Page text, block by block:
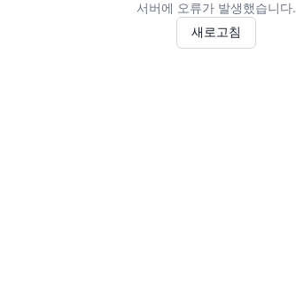
서버에 오류가 발생했습니다.
새로고침